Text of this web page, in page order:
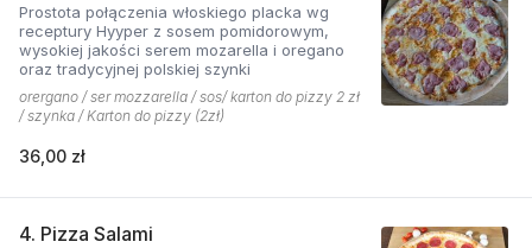
Prostota połączenia włoskiego placka wg
receptury Hyyper z sosem pomidorowym,
wysokiej jakości serem mozarella i oregano
oraz tradycyjnej polskiej szynki
orergano / ser mozzarella / sos/ karton do pizzy 2 zł
/ szynka / Karton do pizzy (2zł)
36,00 zł
4. Pizza Salami